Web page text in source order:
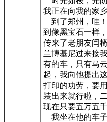
我正在向我的家
到了郑州，哇
到像黑宝石一样
传来了老朋友闫
兰博基尼过来接
有的车，只有马
起，我向他提出
打印的功劳，要
装出来就行啦，
现在只要五万五
我坐在他的车